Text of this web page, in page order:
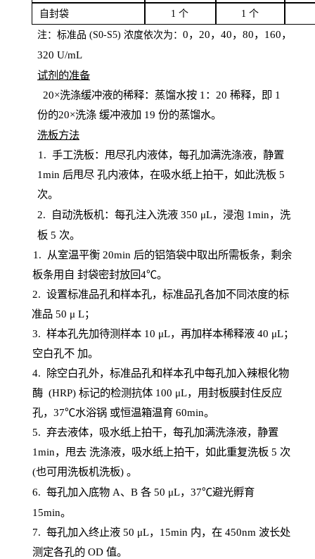
自封袋 1 个 1 个
注：标准品 (S0-S5) 浓度依次为： 0，20，40，80，160，
320 U/mL
试剂的准备
20×洗涤缓冲液的稀释：蒸馏水按 1：20 稀释，即 1
份的20×洗涤 缓冲液加 19 份的蒸馏水。
洗板方法
1. 手工洗板：甩尽孔内液体，每孔加满洗涤液，静置
1min 后甩尽 孔内液体，在吸水纸上拍干，如此洗板 5
次。
2.
自动洗板机：每孔注入洗液 350 μL，浸泡 1min，洗
板 5 次。
1 . 从室温平衡 20min 后的铝箔袋中取出所需板条，剩余
板条用自 封袋密封放回4℃。
2. 设置标准品孔和样本孔，标准品孔各加不同浓度的标
准品 50 μ L；
3. 样本孔先加待测样本 10 μL，再加样本稀释液 40 μL；
空白孔不 加。
4.
除空白孔外，标准品孔和样本孔中每孔加入辣根化物
酶 (HRP) 标记的检测抗体 100 μL，用封板膜封住反应
孔， 37℃水浴锅 或恒温箱温育60min。
5. 弃去液体，吸水纸上拍干，每孔加满洗涤液，静置
1min，甩去 洗涤液，吸水纸上拍干，如此重复洗板 5 次
(也可用洗板机洗板) 。
6. 每孔加入底物A、B 各 50 μL，37℃避光孵育
15min。
7. 每孔加入终止液 50 μL， 15min 内，在450nm 波长处
测定各孔的 OD 值。